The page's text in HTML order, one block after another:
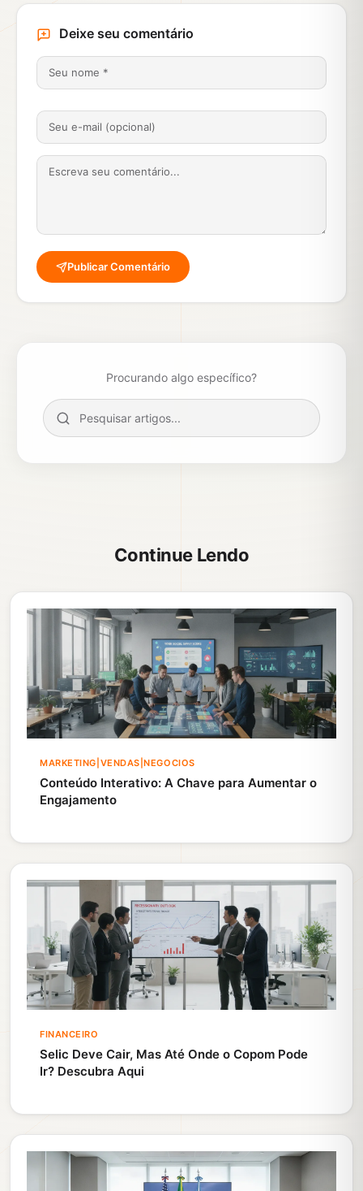
Deixe seu comentário
Publicar Comentário
Procurando algo específico?
Continue Lendo
MARKETING|VENDAS|NEGOCIOS
Conteúdo Interativo: A Chave para Aumentar o
Engajamento
FINANCEIRO
Selic Deve Cair, Mas Até Onde o Copom Pode
Ir? Descubra Aqui